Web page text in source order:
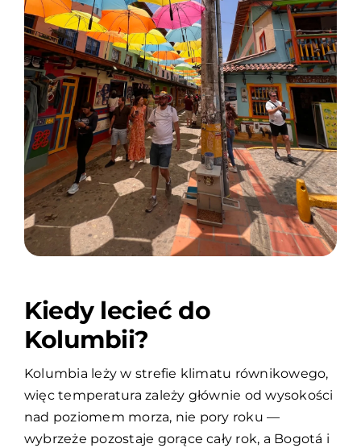
Kiedy lecieć do
Kolumbii?
Kolumbia leży w strefie klimatu równikowego,
więc temperatura zależy głównie od wysokości
nad poziomem morza, nie pory roku —
wybrzeże pozostaje gorące cały rok, a Bogotá i